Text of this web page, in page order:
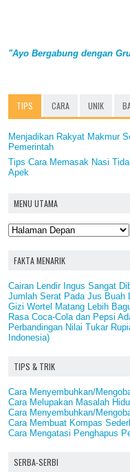
"Ayo Bergabung dengan
TIPS CARA UNIK
Menjadikan Rakyat Makmur
Pemerintah
Tips Cara Memasak Nasi
Apek
MENU UTAMA
FAKTA MENARIK
Cairan Lendir Ingus Sangat
Jumlah Serat Pada Jus Buah
Gizi Wortel Matang Lebih
Rasa Coca-Cola dan Pepsi
Perbandingan Nilai Tukar
Indonesia)
TIPS & TRIK
Cara Menyembuhkan/
Cara Melupakan Masalah
Cara Menyembuhkan/
Cara Membuat Kompas
Cara Mengatasi Penghapus
SERBA-SERBI